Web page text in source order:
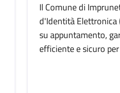
Il Comune di
d'Identità Elettronica
su appuntamento,
efficiente e sicuro